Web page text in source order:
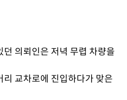
던 의뢰인은 저녁 무렵 차량을
리 교차로에 진입하다가 맞은